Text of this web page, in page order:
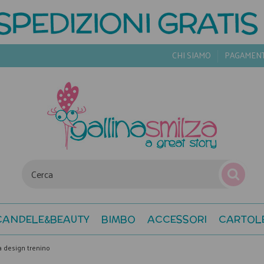
CHI SIAMO
BIMBO ACCESSORI
design trenino